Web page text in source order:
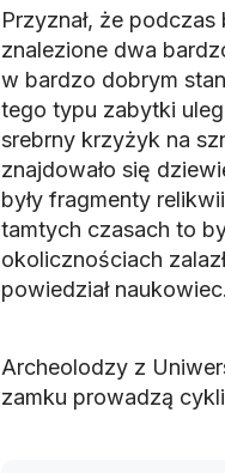
Przyznał, że
znalezione dwa
w bardzo dobrym
tego typu zabytki
srebrny krzyżyk na
znajdowało się
były fragmenty
tamtych czasach to
okolicznościach
powiedział naukowiec.
Archeolodzy z
zamku prowadzą